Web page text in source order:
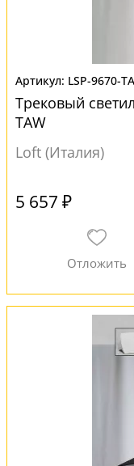
LSP-9670-
Трековый
TAW
Loft (Италия)
5 657 ₽